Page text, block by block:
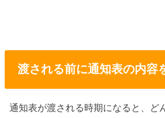
渡される前に通知表の内容
通知表が渡される時期になると、ど